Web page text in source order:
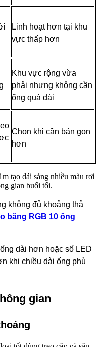
Linh hoạt hơn tại khu
vực thấp hơn
Khu vực rộng vừa
phải nhưng không cần
ống quá dài
Chọn khi cần bản gọn
hơn
không đủ khoảng thả
băng RGB 10 ống
dài hơn hoặc số LED
khi chiều dài ống phù
gian